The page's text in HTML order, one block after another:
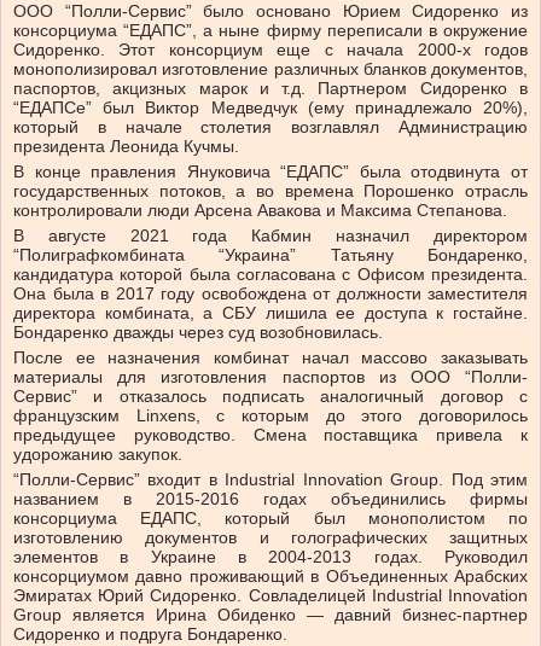
ООО “Полли-Сервис” было основано Юрием Сидоренко из
консорциума “ЕДАПС”, а ныне фирму переписали в окружение
Сидоренко. Этот консорциум еще с начала 2000-х годов
монополизировал изготовление различных бланков документов,
паспортов, акцизных марок и т.д. Партнером Сидоренко в
“ЕДАПСе” был Виктор Медведчук (ему принадлежало 20%),
который в начале столетия возглавлял Администрацию
президента Леонида Кучмы.
В конце правления Януковича “ЕДАПС” была отодвинута от
государственных потоков, а во времена Порошенко отрасль
контролировали люди Арсена Авакова и Максима Степанова.
В августе 2021 года Кабмин назначил директором
“Полиграфкомбината “Украина” Татьяну Бондаренко,
кандидатура которой была согласована с Офисом президента.
Она была в 2017 году освобождена от должности заместителя
директора комбината, а СБУ лишила ее доступа к гостайне.
Бондаренко дважды через суд возобновилась.
После ее назначения комбинат начал массово заказывать
материалы для изготовления паспортов из ООО “Полли-
Сервис” и отказалось подписать аналогичный договор с
французским Linxens, с которым до этого договорилось
предыдущее руководство. Смена поставщика привела к
удорожанию закупок.
“Полли-Сервис” входит в Industrial Innovation Group. Под этим
названием в 2015-2016 годах объединились фирмы
консорциума ЕДАПС, который был монополистом по
изготовлению документов и голографических защитных
элементов в Украине в 2004-2013 годах. Руководил
консорциумом давно проживающий в Объединенных Арабских
Эмиратах Юрий Сидоренко. Совладелицей Industrial Innovation
Group является Ирина Обиденко — давний бизнес-партнер
Сидоренко и подруга Бондаренко.